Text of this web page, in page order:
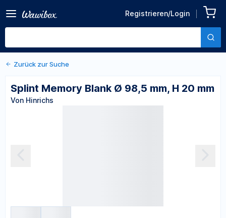
Registrieren/Login
mm, H 20 mm
Von Hinrichs
Zurück zu den Produktdetails
Zurück zur Suche
Splint Memory Blank Ø 98,5 mm, H 20 mm
Von Hinrichs